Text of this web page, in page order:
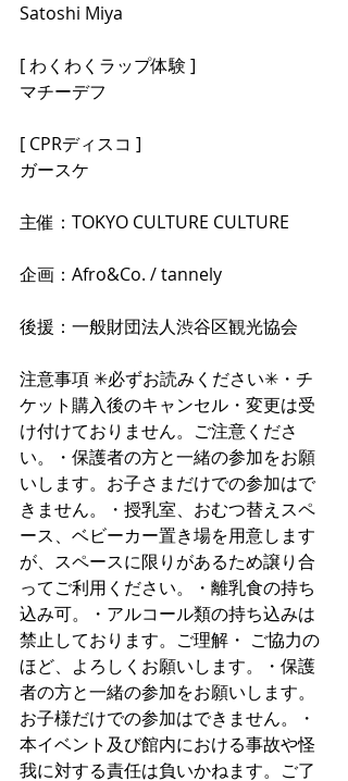
Satoshi Miya
[ わくわくラップ体験 ]
マチーデフ
[ CPRディスコ ]
ガースケ
主催：TOKYO CULTURE CULTURE
企画：Afro&Co. / tannely
後援：一般財団法人渋谷区観光協会
注意事項 ✳︎必ずお読みください✳︎・チ
ケット購入後のキャンセル・変更は受
け付けておりません。ご注意くださ
い。・保護者の方と一緒の参加をお願
いします。お子さまだけでの参加はで
きません。・授乳室、おむつ替えスペ
ース、ベビーカー置き場を用意します
が、スペースに限りがあるため譲り合
ってご利用ください。・離乳食の持ち
込み可。・アルコール類の持ち込みは
禁止しております。ご理解・ ご協力の
ほど、よろしくお願いします。・保護
者の方と一緒の参加をお願いします。
お子様だけでの参加はできません。・
本イベント及び館内における事故や怪
我に対する責任は負いかねます。ご了